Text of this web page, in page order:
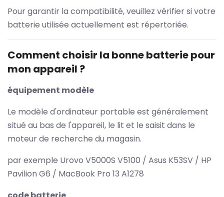
Pour garantir la compatibilité, veuillez vérifier si votre
batterie utilisée actuellement est répertoriée.
Comment choisir la bonne batterie pour
mon appareil ?
équipement modèle
Le modèle d'ordinateur portable est généralement
situé au bas de l'appareil, le lit et le saisit dans le
moteur de recherche du magasin.
par exemple Urovo V5000S V5100 / Asus K53SV / HP
Pavilion G6 / MacBook Pro 13 A1278